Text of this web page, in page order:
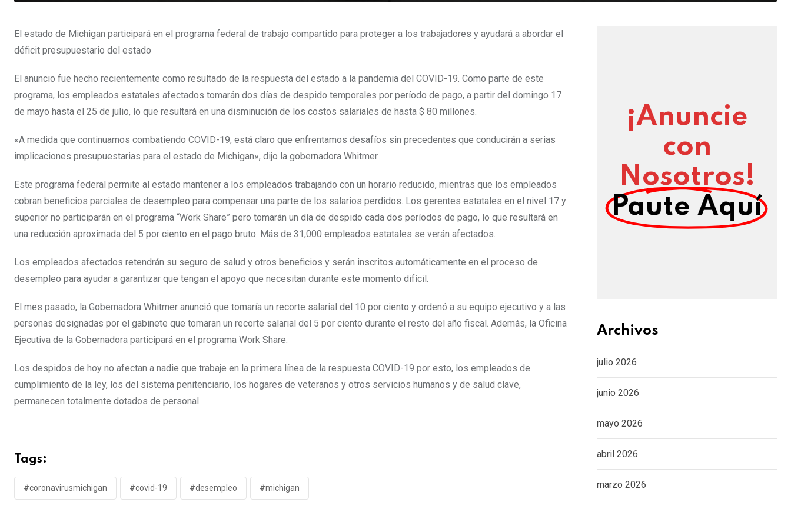
El estado de Michigan participará en el programa federal de trabajo compartido para proteger a los trabajadores y ayudará a abordar el
déficit presupuestario del estado
El anuncio fue hecho recientemente como resultado de la respuesta del estado a la pandemia del COVID-19. Como parte de este
programa, los empleados estatales afectados tomarán dos días de despido temporales por período de pago, a partir del domingo 17
de mayo hasta el 25 de julio, lo que resultará en una disminución de los costos salariales de hasta $ 80 millones.
«A medida que continuamos combatiendo COVID-19, está claro que enfrentamos desafíos sin precedentes que conducirán a serias
implicaciones presupuestarias para el estado de Michigan», dijo la gobernadora Whitmer.
Este programa federal permite al estado mantener a los empleados trabajando con un horario reducido, mientras que los empleados
cobran beneficios parciales de desempleo para compensar una parte de los salarios perdidos. Los gerentes estatales en el nivel 17 y
superior no participarán en el programa “Work Share” pero tomarán un día de despido cada dos períodos de pago, lo que resultará en
una reducción aproximada del 5 por ciento en el pago bruto. Más de 31,000 empleados estatales se verán afectados.
Los empleados afectados retendrán su seguro de salud y otros beneficios y serán inscritos automáticamente en el proceso de
desempleo para ayudar a garantizar que tengan el apoyo que necesitan durante este momento difícil.
El mes pasado, la Gobernadora Whitmer anunció que tomaría un recorte salarial del 10 por ciento y ordenó a su equipo ejecutivo y a las
personas designadas por el gabinete que tomaran un recorte salarial del 5 por ciento durante el resto del año fiscal. Además, la Oficina
Ejecutiva de la Gobernadora participará en el programa Work Share.
Los despidos de hoy no afectan a nadie que trabaje en la primera línea de la respuesta COVID-19 por esto, los empleados de
cumplimiento de la ley, los del sistema penitenciario, los hogares de veteranos y otros servicios humanos y de salud clave,
permanecen totalmente dotados de personal.
Tags:
#coronavirusmichigan #covid-19 #desempleo #michigan
¡Anuncie
con
Nosotros!
Paute Aquí
Archivos
julio 2026
junio 2026
mayo 2026
abril 2026
marzo 2026